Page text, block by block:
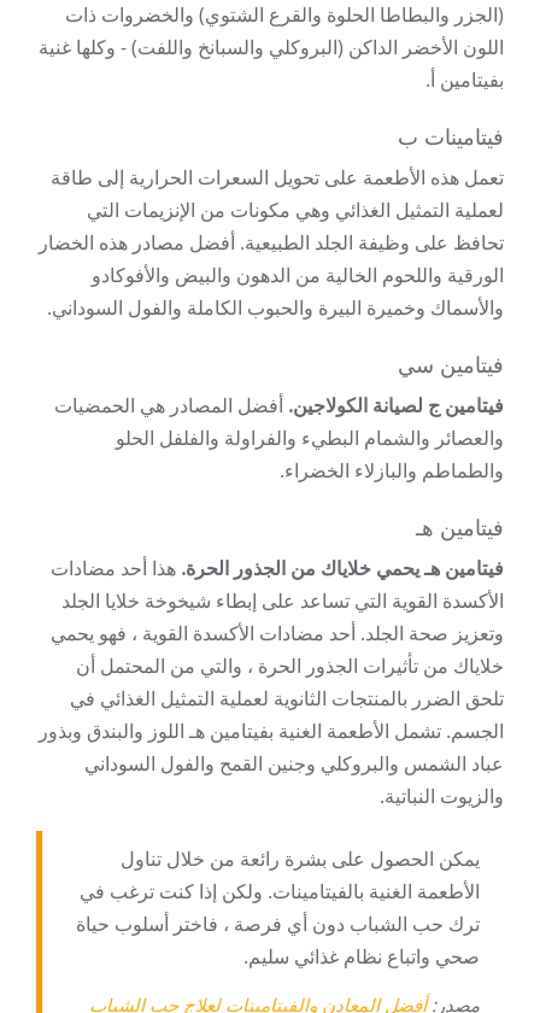
(الجزر والبطاطا الحلوة والقرع الشتوي) والخضروات ذات
اللون الأخضر الداكن (البروكلي والسبانخ واللفت) - وكلها غنية
بفيتامين أ.
فيتامينات ب
تعمل هذه الأطعمة على تحويل السعرات الحرارية إلى طاقة
لعملية التمثيل الغذائي وهي مكونات من الإنزيمات التي
تحافظ على وظيفة الجلد الطبيعية. أفضل مصادر هذه الخضار
الورقية واللحوم الخالية من الدهون والبيض والأفوكادو
والأسماك وخميرة البيرة والحبوب الكاملة والفول السوداني.
فيتامين سي
فيتامين ج لصيانة الكولاجين. أفضل المصادر هي الحمضيات
والعصائر والشمام البطيء والفراولة والفلفل الحلو
والطماطم والبازلاء الخضراء.
فيتامين هـ
فيتامين هـ يحمي خلاياك من الجذور الحرة. هذا أحد مضادات
الأكسدة القوية التي تساعد على إبطاء شيخوخة خلايا الجلد
وتعزيز صحة الجلد. أحد مضادات الأكسدة القوية ، فهو يحمي
خلاياك من تأثيرات الجذور الحرة ، والتي من المحتمل أن
تلحق الضرر بالمنتجات الثانوية لعملية التمثيل الغذائي في
الجسم. تشمل الأطعمة الغنية بفيتامين هـ اللوز والبندق وبذور
عباد الشمس والبروكلي وجنين القمح والفول السوداني
والزيوت النباتية.
يمكن الحصول على بشرة رائعة من خلال تناول
الأطعمة الغنية بالفيتامينات. ولكن إذا كنت ترغب في
ترك حب الشباب دون أي فرصة ، فاختر أسلوب حياة
صحي واتباع نظام غذائي سليم.
مصدر:أفضل المعادن والفيتامينات لعلاج حب الشباب